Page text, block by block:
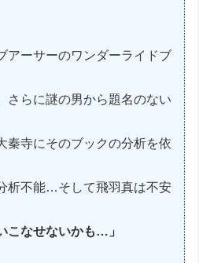
アーサーのワンダーライドブ
さらに謎の男から題名のない
秦寺にそのブックの分析を依
析不能…そして飛羽真は不安
こなせないかも…」